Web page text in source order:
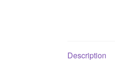
Description